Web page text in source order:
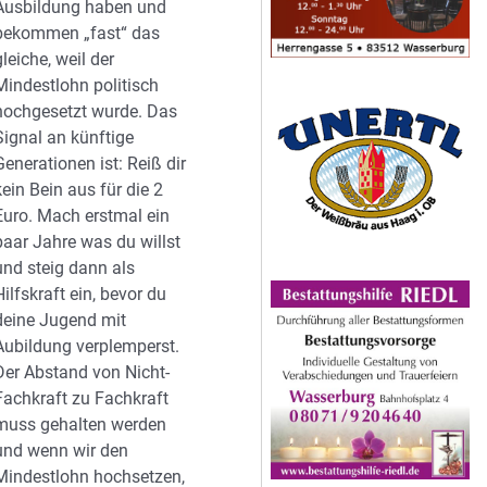
haben und
„fast“ das
weil der
politisch
wurde. Das
an künftige
ist: Reiß dir
Bein aus für die 2
Mach erstmal ein
Jahre was du willst
steig dann als
ein, bevor du
Jugend mit
verplemperst.
Abstand von Nicht-
zu Fachkraft
gehalten werden
wenn wir den
hochsetzen,